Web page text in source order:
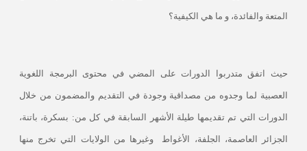
المتعة والفائدة، و ما هي الكيفية؟
حيث اتفق متدربوا الدورات على المضي في محتوى البرمجة اللغوية
العصبية لما وجدوه من مصداقية وجودة في التقديم والمضمون من خلال
الدورات التي تم تقديمها طيلة الأشهر السابقة في كل من: بسكرة، باتنة،
الجزائر العاصمة، الجلفة، الأغواط وغيرها من الولايات التي تخرج منها